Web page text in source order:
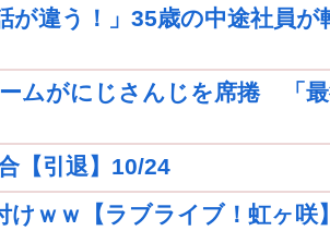
が違う！」35歳の中途社員が
ームがにじさんじを席捲 「
【引退】10/24
ｗｗ【ラブライブ！虹ヶ咲】